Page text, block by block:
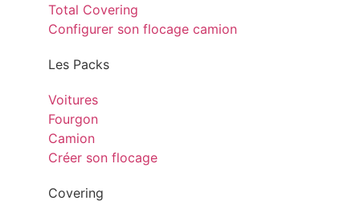
Total Covering
Configurer son flocage camion
Les Packs
Voitures
Fourgon
Camion
Créer son flocage
Covering